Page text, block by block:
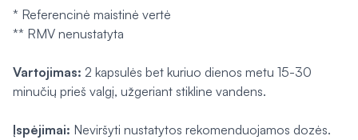
* Referencinė maistinė vertė
** RMV nenustatyta
Vartojimas: 2 kapsulės bet kuriuo dienos metu 15-30
minučių prieš valgį, užgeriant stikline vandens.
Įspėjimai: Neviršyti nustatytos rekomenduojamos dozės.